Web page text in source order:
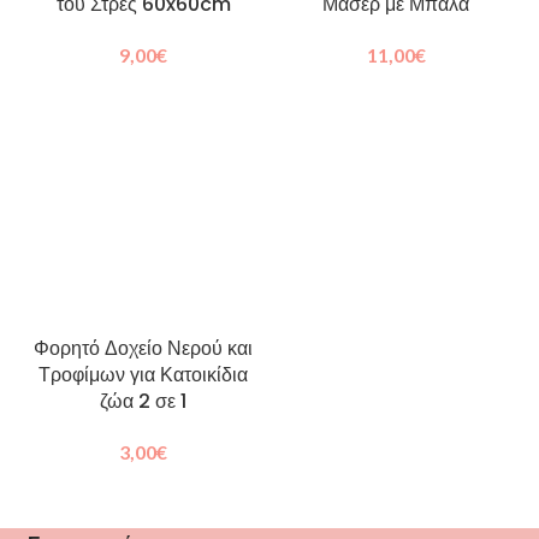
9,00€ 11,00€
Φορητό Δοχείο Νερού και
Τροφίμων για Κατοικίδια
ζώα 2 σε 1
3,00€